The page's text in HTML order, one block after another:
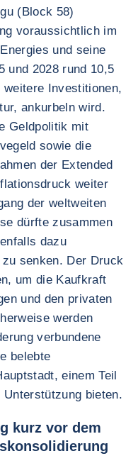
(Block 58)
voraussichtlich im
und seine
und 2028 rund 10,5
Investitionen,
ankurbeln wird.
Geldpolitik mit
sowie die
der Extended
weiter
der weltweiten
dürfte zusammen
dazu
senken. Der Druck
um die Kaufkraft
und den privaten
werden
verbundene
belebte
einem Teil
bieten.
kurz vor dem